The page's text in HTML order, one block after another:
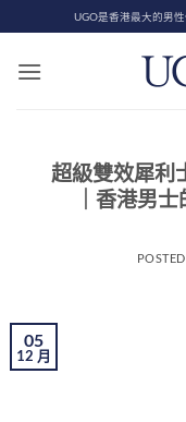
to
content
UGO是香港最大的男
超級雙效犀利
｜香港男
05
12 月